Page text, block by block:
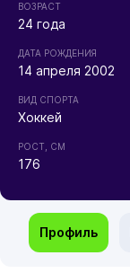
ВОЗРАСТ
24 года
ДАТА РОЖДЕНИЯ
14 апреля 2002
ВИД СПОРТА
Хоккей
РОСТ, СМ
176
Профиль